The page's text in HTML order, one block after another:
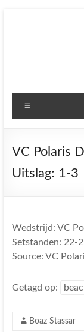
VC Polaris
Uitslag: 1-3
Wedstrijd: VC
Setstanden: 22-
Source: VC
Getagd op:
Boaz Stassar